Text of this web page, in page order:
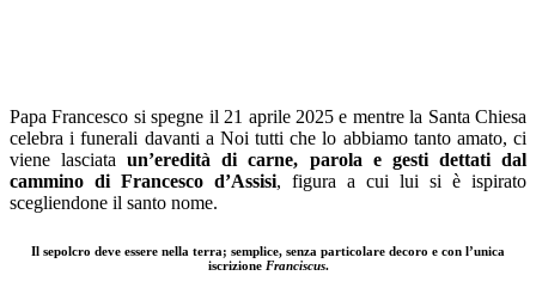
Papa Francesco si spegne il 21 aprile 2025 e mentre la Santa Chiesa
celebra i funerali davanti a Noi tutti che lo abbiamo tanto amato, ci
viene lasciataun’eredità di carne, parola e gesti dettati dal
cammino di Francesco d’Assisi, figura a cui lui si è ispirato
scegliendone il santo nome.
Il sepolcro deve essere nella terra; semplice, senza particolare decoro e con l’unica
iscrizione Franciscus.